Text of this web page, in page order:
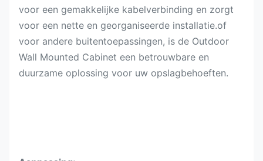
voor een gemakkelijke kabelverbinding en zorgt
voor een nette en georganiseerde installatie.of
voor andere buitentoepassingen, is de Outdoor
Wall Mounted Cabinet een betrouwbare en
duurzame oplossing voor uw opslagbehoeften.